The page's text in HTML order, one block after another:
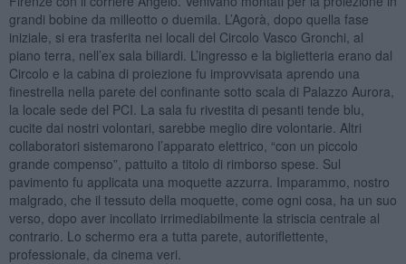
grandi bobine da milleotto o duemila. L’Agorà, dopo quella fase
iniziale, si era trasferita nei locali del Circolo Vasco Gronchi, al
piano terra, nell’ex sala biliardi. L’ingresso e la biglietteria erano dal
Circolo e la cabina di proiezione fu improvvisata aprendo una
finestrella nella parete del confinante sotto scala di Palazzo Aurora,
la locale sede del PCI. La sala fu rivestita di pesanti tende blu,
cucite dai nostri volontari, sarebbe meglio dire volontarie. Altri
collaboratori sistemarono l’apparato elettrico, “con un piccolo
grande compenso”, pattuito a titolo di rimborso spese. Sul
pavimento fu applicata una moquette azzurra. Imparammo, nostro
malgrado, che il tessuto della moquette, come ogni cosa, ha un suo
verso, dopo aver incollato irrimediabilmente la striscia centrale al
contrario. Lo schermo era a tutta parete, autoriflettente,
professionale, da cinema veri.